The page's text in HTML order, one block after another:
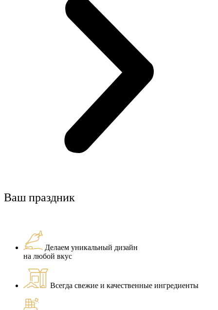
Ваш праздник
Делаем уникальный дизайн
на любой вкус
Всегда свежие и качественные ингредиенты